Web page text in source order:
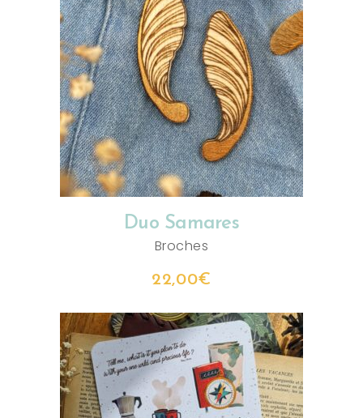
AJOUTER AU PANIER
Duo Samares
Broches
22,00€